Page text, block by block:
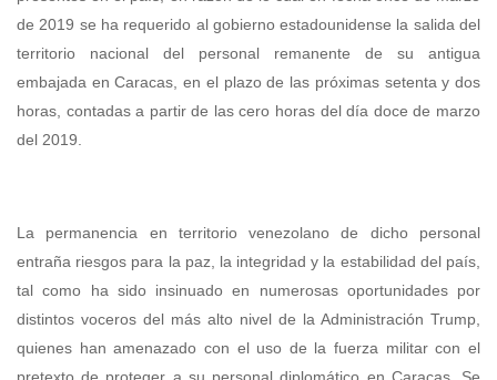
de 2019 se ha requerido al gobierno estadounidense la salida del
territorio nacional del personal remanente de su antigua
embajada en Caracas, en el plazo de las próximas setenta y dos
horas, contadas a partir de las cero horas del día doce de marzo
del 2019.
La permanencia en territorio venezolano de dicho personal
entraña riesgos para la paz, la integridad y la estabilidad del país,
tal como ha sido insinuado en numerosas oportunidades por
distintos voceros del más alto nivel de la Administración Trump,
quienes han amenazado con el uso de la fuerza militar con el